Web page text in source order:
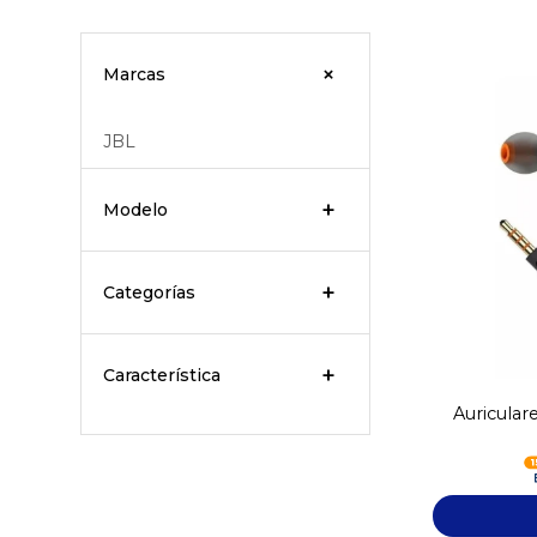
Marcas
JBL
Modelo
Categorías
Característica